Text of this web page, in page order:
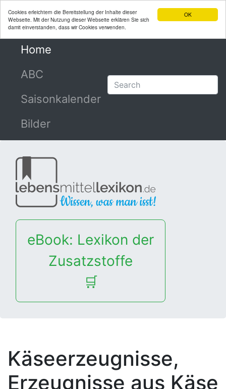
OK
Cookies erleichtern die Bereitstellung der Inhalte dieser
Webseite. Mit der Nutzung dieser Webseite erklären Sie sich
damit einverstanden, dass wir Cookies verwenden.
Home
ABC
Saisonkalender
Bilder
eBook: Lexikon der
Zusatzstoffe
🛒
Käseerzeugnisse,
Erzeugnisse aus Käse